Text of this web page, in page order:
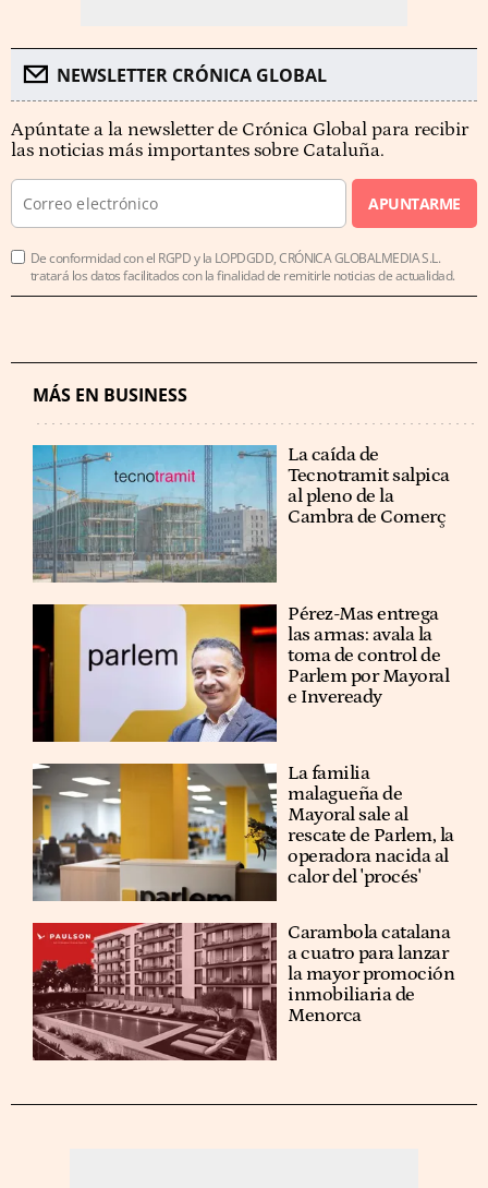
NEWSLETTER CRÓNICA GLOBAL
Apúntate a la newsletter de Crónica Global para recibir
las noticias más importantes sobre Cataluña.
APUNTARME
De conformidad con el RGPD y la LOPDGDD, CRÓNICA GLOBALMEDIA S.L.
tratará los datos facilitados con la finalidad de remitirle noticias de actualidad.
MÁS EN BUSINESS
La caída de
Tecnotramit salpica
al pleno de la
Cambra de Comerç
Pérez-Mas entrega
las armas: avala la
toma de control de
Parlem por Mayoral
e Inveready
La familia
malagueña de
Mayoral sale al
rescate de Parlem, la
operadora nacida al
calor del 'procés'
Carambola catalana
a cuatro para lanzar
la mayor promoción
inmobiliaria de
Menorca